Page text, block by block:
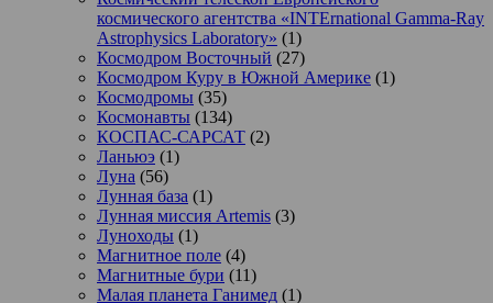
космического агентства «INTErnational Gamma-Ray
Astrophysics Laboratory» (1)
Космодром Восточный (27)
Космодром Куру в Южной Америке (1)
Космодромы (35)
Космонавты (134)
КОСПАС-САРСАТ (2)
Ланьюэ (1)
Луна (56)
Лунная база (1)
Лунная миссия Artemis (3)
Луноходы (1)
Магнитное поле (4)
Магнитные бури (11)
Малая планета Ганимед (1)